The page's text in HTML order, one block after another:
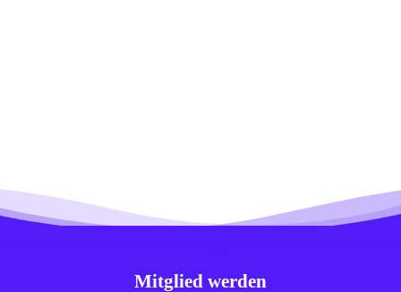
Mitglied werden